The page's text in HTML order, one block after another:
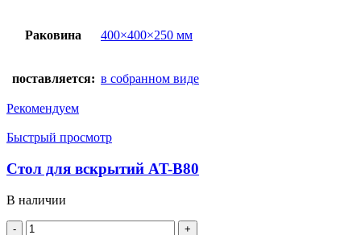
Раковина 400×400×250 мм
поставляется: в собранном виде
Рекомендуем
Быстрый просмотр
Стол для вскрытий AT-B80
В наличии
Количество